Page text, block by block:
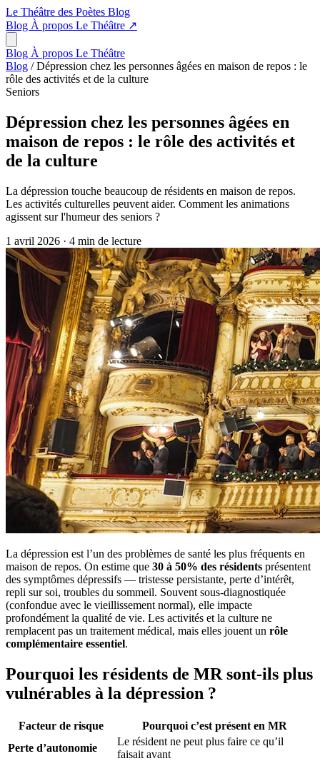
Le Théâtre des Poètes Blog
Blog À propos Le Théâtre ↗
Blog À propos Le Théâtre
Blog / Dépression chez les personnes âgées en maison de repos : le
rôle des activités et de la culture
Seniors
Dépression chez les personnes âgées en
maison de repos : le rôle des activités et
de la culture
La dépression touche beaucoup de résidents en maison de repos.
Les activités culturelles peuvent aider. Comment les animations
agissent sur l'humeur des seniors ?
1 avril 2026 · 4 min de lecture
La dépression est l’un des problèmes de santé les plus fréquents en
maison de repos. On estime que 30 à 50% des résidents présentent
des symptômes dépressifs — tristesse persistante, perte d’intérêt,
repli sur soi, troubles du sommeil. Souvent sous-diagnostiquée
(confondue avec le vieillissement normal), elle impacte
profondément la qualité de vie. Les activités et la culture ne
remplacent pas un traitement médical, mais elles jouent un rôle
complémentaire essentiel.
Pourquoi les résidents de MR sont-ils plus
vulnérables à la dépression ?
Facteur de risque
Pourquoi c’est présent en MR
Perte d’autonomie
Le résident ne peut plus faire ce qu’il
faisait avant